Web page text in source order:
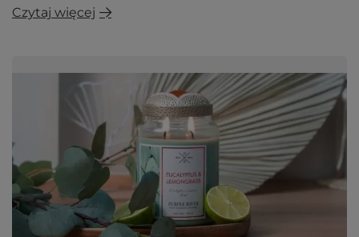
Czytaj więcej